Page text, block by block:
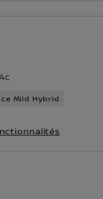
Mild Hybrid